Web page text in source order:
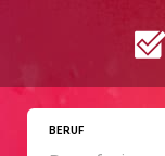
BERUF